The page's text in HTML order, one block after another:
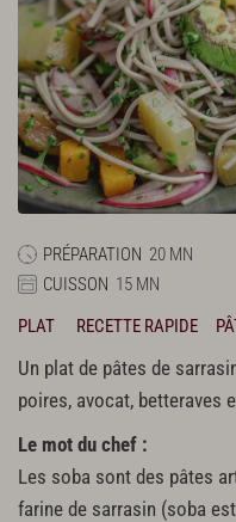
PRÉPARATION 20 MN
CUISSON 15 MN
PLAT
RECETTE RAPIDE
Un plat de pâtes de
poires, avocat, betteraves
Le mot du chef :
Les soba sont des pâtes
farine de sarrasin (soba